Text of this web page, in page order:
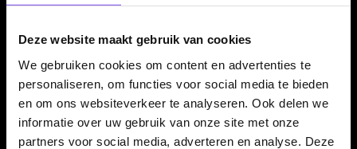
Deze website maakt gebruik van cookies
We gebruiken cookies om content en advertenties te
personaliseren, om functies voor social media te bieden
en om ons websiteverkeer te analyseren. Ook delen we
informatie over uw gebruik van onze site met onze
partners voor social media, adverteren en analyse. Deze
Bull's Stingray ST4 90%
22-24-26 Gram -
Bull's Vintago Bomb CP
90% - Dartpijlen